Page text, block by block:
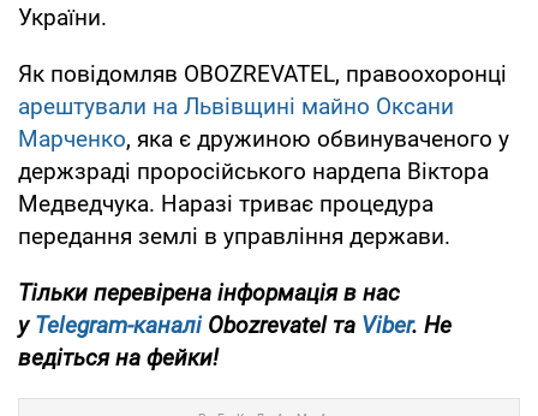
України.
Як повідомляв OBOZREVATEL, правоохоронці
арештували на Львівщині майно Оксани
Марченко, яка є дружиною обвинуваченого у
держзраді проросійського нардепа Віктора
Медведчука. Наразі триває процедура
передання землі в управління держави.
Тільки перевірена інформація в нас
уTelegram-каналіObozrevatel та Viber. Не
ведіться на фейки!